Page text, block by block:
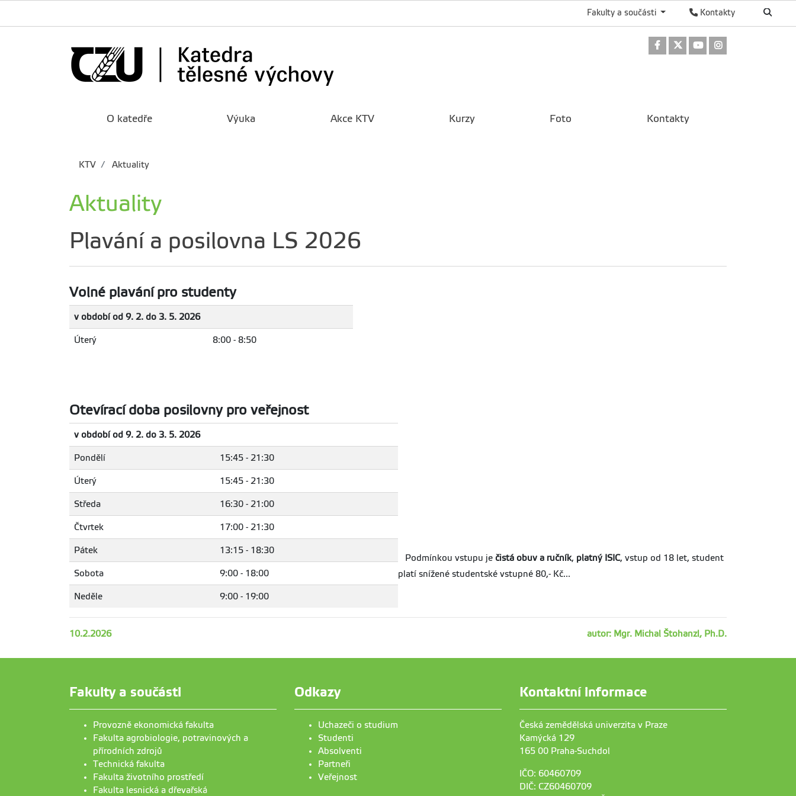
Kontakty
Fakulty a součásti
Odkaz na Facebook
Odkaz na Twitter
Odkaz na Youtube
O katedře Výuka Akce KTV Kurzy Foto Kontakty
KTV Aktuality
Aktuality
Plavání a posilovna LS 2026
Volné plavání pro studenty
v období od 9. 2. do 3. 5. 2026
Úterý 8:00 - 8:50
Otevírací doba posilovny pro veřejnost
v období od 9. 2. do 3. 5. 2026
Pondělí 15:45 - 21:30
Úterý 15:45 - 21:30
Středa 16:30 - 21:00
Čtvrtek 17:00 - 21:30
Pátek 13:15 - 18:30
Sobota 9:00 - 18:00
Neděle 9:00 - 19:00
Podmínkou vstupu je čistá obuv a ručník, platný ISIC, vstup od 18 let, student
platí snížené studentské vstupné 80,- Kč...
10.2.2026 autor: Mgr. Michal Štohanzl, Ph.D.
Fakulty a součásti
Provozně ekonomická fakulta
Fakulta agrobiologie, potravinových a
přírodních zdrojů
Technická fakulta
Fakulta životního prostředí
Fakulta lesnická a dřevařská
Odkazy
Uchazeči o studium
Studenti
Absolventi
Partneři
Veřejnost
Kontaktní informace
Česká zemědělská univerzita v Praze
Kamýcká 129
165 00 Praha-Suchdol
IČO: 60460709
DIČ: CZ60460709